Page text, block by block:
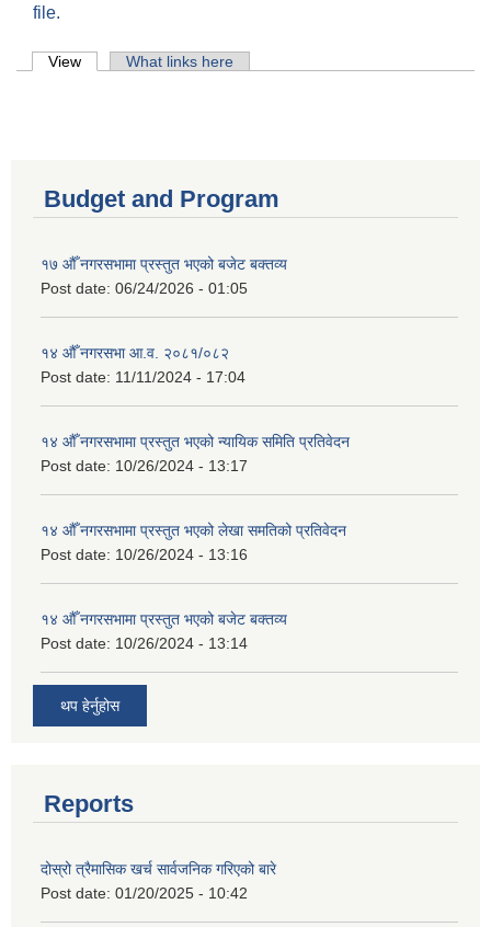
file.
Primary tabs
View (active tab)What links here
Budget and Program
१७ औँ नगरसभामा प्रस्तुत भएको बजेट बक्तव्य
Post date: 06/24/2026 - 01:05
१४ औँ नगरसभा आ.व. २०८१/०८२
Post date: 11/11/2024 - 17:04
१४ औँ नगरसभामा प्रस्तुत भएको न्यायिक समिति प्रतिवेदन
Post date: 10/26/2024 - 13:17
१४ औँ नगरसभामा प्रस्तुत भएको लेखा समतिको प्रतिवेदन
Post date: 10/26/2024 - 13:16
१४ औँ नगरसभामा प्रस्तुत भएको बजेट बक्तव्य
Post date: 10/26/2024 - 13:14
थप हेर्नुहोस
Reports
दोस्रो त्रैमासिक खर्च सार्वजनिक गरिएको बारे
Post date: 01/20/2025 - 10:42